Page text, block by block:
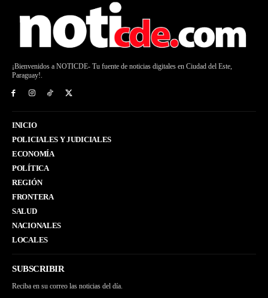
¡Bienvenidos a NOTICDE- Tu fuente de noticias digitales en Ciudad del Este,
Paraguay!.
INICIO
POLICIALES Y JUDICIALES
ECONOMÍA
POLÍTICA
REGIÓN
FRONTERA
SALUD
NACIONALES
LOCALES
SUBSCRIBIR
Reciba en su correo las noticias del día.